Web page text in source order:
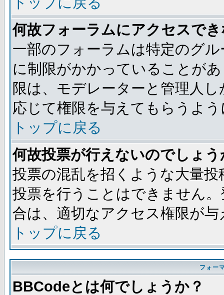
何故フォーラムにアクセスで
一部のフォーラムは特定のグ
に制限がかかっていることが
限は、モデレーターと管理人
応じて権限を与えてもらうよ
トップに戻る
何故投票が行えないのでしょう
投票の混乱を招くような大量
投票を行うことはできません
合は、適切なアクセス権限が
トップに戻る
フォー
BBCodeとは何でしょうか？